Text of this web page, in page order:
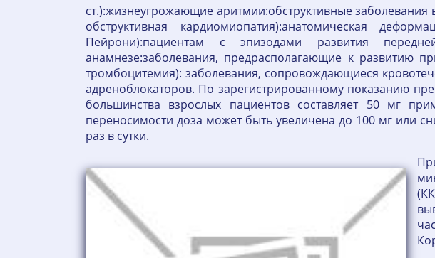
ст.):жизнеугрожающие аритмии:обструктивные заболевания
обструктивная кардиомиопатия):анатомическая
Пейрони):пациентам с эпизодами развития
анамнезе:заболевания, предрасполагающие к развитию
тромбоцитемия): заболевания, сопровождающиеся
адреноблокаторов. По зарегистрированному показанию
большинства взрослых пациентов составляет 50 мг
переносимости доза может быть увеличена до 100 мг или
раз в сутки.